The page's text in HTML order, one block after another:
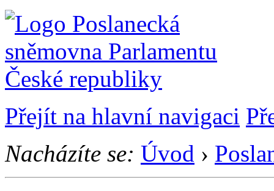
Přejít na hlavní navigaci
Nacházíte se: Úvod ›